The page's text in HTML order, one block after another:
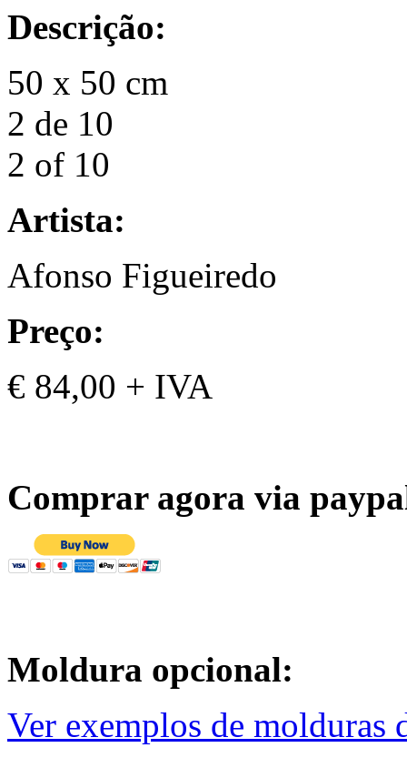
Descrição:
50 x 50 cm
2 de 10
2 of 10
Artista:
Afonso Figueiredo
Preço:
€ 84,00 + IVA
Comprar agora via
Moldura opcional:
Ver exemplos de molduras